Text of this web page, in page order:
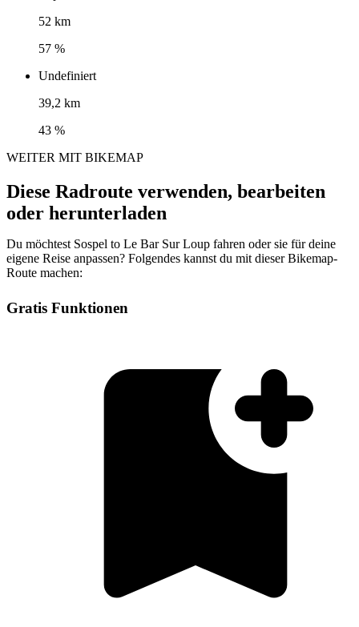
52 km
57 %
Undefiniert
39,2 km
43 %
WEITER MIT BIKEMAP
Diese Radroute verwenden, bearbeiten
oder herunterladen
Du möchtest Sospel to Le Bar Sur Loup fahren oder sie für deine
eigene Reise anpassen? Folgendes kannst du mit dieser Bikemap-
Route machen:
Gratis Funktionen